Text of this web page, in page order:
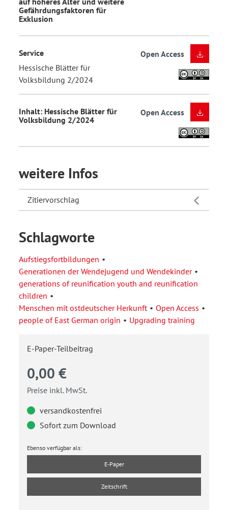
Gefährdungsfaktoren für
Exklusion
Service
Hessische Blätter für
Volksbildung 2/2024
Open Access
Inhalt: Hessische Blätter für
Volksbildung 2/2024
Open Access
weitere Infos
Zitiervorschlag
Schlagworte
Aufstiegsfortbildungen
Generationen der Wendejugend und Wendekinder
generations of reunification youth and reunification
children
Menschen mit ostdeutscher Herkunft
Open Access
people of East German origin
Upgrading training
E-Paper-Teilbeitrag
0,00 €
Preise inkl. MwSt.
versandkostenfrei
Sofort zum Download
Ebenso verfügbar als:
E-Paper
Zeitschrift